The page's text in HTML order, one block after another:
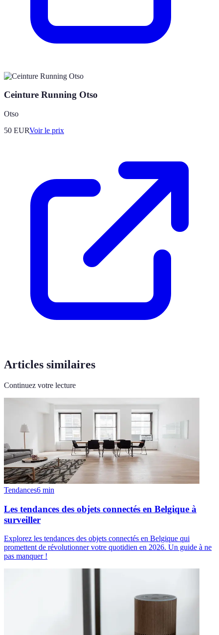
Ceinture Running Otso
Otso
50 EURVoir le prix
Articles similaires
Continuez votre lecture
Tendances6 min
Les tendances des objets connectés en Belgique à
surveiller
Explorez les tendances des objets connectés en Belgique qui
promettent de révolutionner votre quotidien en 2026. Un guide à ne
pas manquer !